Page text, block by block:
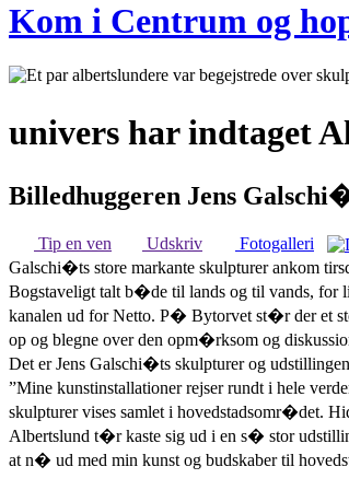
Kom i Centrum og
univers har indtaget
Billedhuggeren Jens
Tip en ven Udskriv Fotogalleri
Galschi�ts store markante skulpturer ankom
Bogstaveligt talt b�de til lands og til vands, for
kanalen ud for Netto. P� Bytorvet st�r der et
op og blegne over den opm�rksom og
Det er Jens Galschi�ts skulpturer og
”Mine kunstinstallationer rejser rundt i hele
skulpturer vises samlet i hovedstadsomr�det.
Albertslund t�r kaste sig ud i en s� stor
at n� ud med min kunst og budskaber til